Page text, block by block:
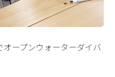
ープンウォーターダイバ